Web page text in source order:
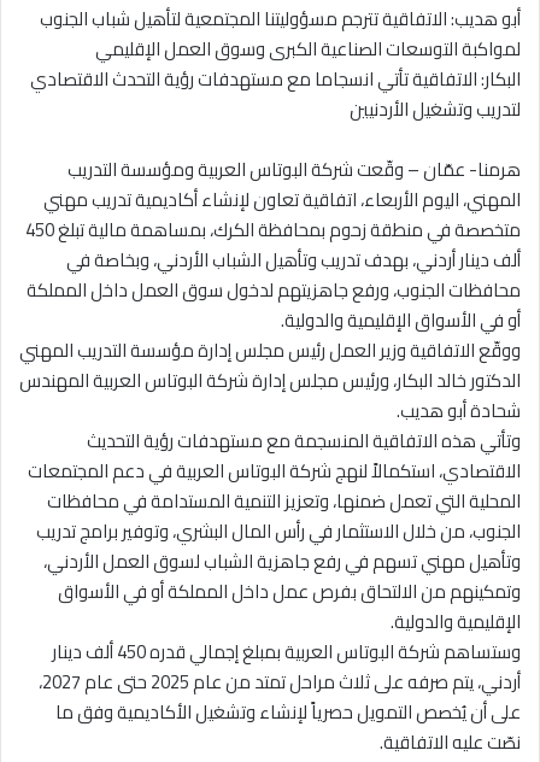
أبو هديب: الاتفاقية تترجم مسؤوليتنا المجتمعية لتأهيل شباب الجنوب
لمواكبة التوسعات الصناعية الكبرى وسوق العمل الإقليمي
البكار: الاتفاقية تأتي انسجاما مع مستهدفات رؤية التحدث الاقتصادي
لتدريب وتشغيل الأردنيين
هرمنا- عمّان – وقّعت شركة البوتاس العربية ومؤسسة التدريب
المهني، اليوم الأربعاء، اتفاقية تعاون لإنشاء أكاديمية تدريب مهني
متخصصة في منطقة زحوم بمحافظة الكرك، بمساهمة مالية تبلغ 450
ألف دينار أردني، بهدف تدريب وتأهيل الشباب الأردني، وبخاصة في
محافظات الجنوب، ورفع جاهزيتهم لدخول سوق العمل داخل المملكة
أو في الأسواق الإقليمية والدولية.
ووقّع الاتفاقية وزير العمل رئيس مجلس إدارة مؤسسة التدريب المهني
الدكتور خالد البكار، ورئيس مجلس إدارة شركة البوتاس العربية المهندس
شحادة أبو هديب.
وتأتي هذه الاتفاقية المنسجمة مع مستهدفات رؤية التحديث
الاقتصادي، استكمالاً لنهج شركة البوتاس العربية في دعم المجتمعات
المحلية التي تعمل ضمنها، وتعزيز التنمية المستدامة في محافظات
الجنوب، من خلال الاستثمار في رأس المال البشري، وتوفير برامج تدريب
وتأهيل مهني تسهم في رفع جاهزية الشباب لسوق العمل الأردني،
وتمكينهم من الالتحاق بفرص عمل داخل المملكة أو في الأسواق
الإقليمية والدولية.
وستساهم شركة البوتاس العربية بمبلغ إجمالي قدره 450 ألف دينار
أردني، يتم صرفه على ثلاث مراحل تمتد من عام 2025 حتى عام 2027،
على أن يُخصص التمويل حصرياً لإنشاء وتشغيل الأكاديمية وفق ما
نصّت عليه الاتفاقية.